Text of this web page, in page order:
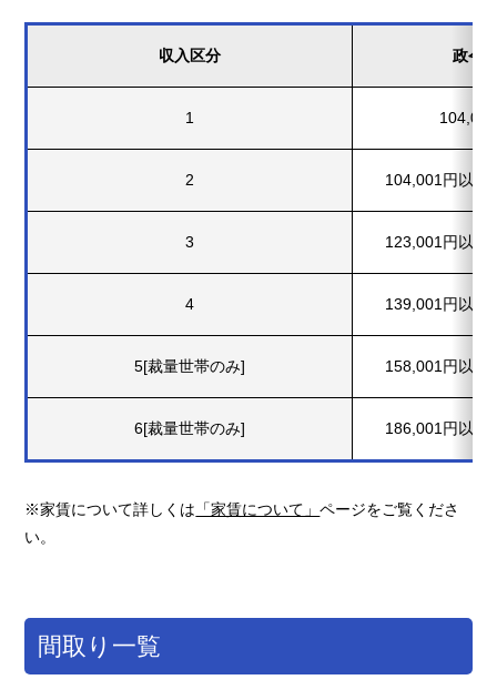
収入区分 政令
1
2 104,001円以上
3 123,001円以上
4 139,001円以上
5[裁量世帯のみ] 158,001円以上
6[裁量世帯のみ] 186,001円以上
※家賃について詳しくは 「家賃について」ページをご覧くださ
い。
間取り一覧